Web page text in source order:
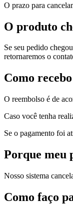
O prazo para
O produto
Se seu pedido
retornaremos o
Como
O reembolso é de
Caso você tenha
Se o pagamento foi
Porque meu
Nosso sistema
Como faço